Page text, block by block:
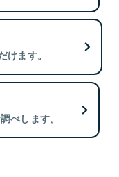
ます。
べします。